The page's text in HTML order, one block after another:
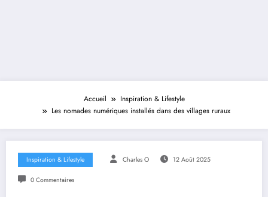
Accueil
Inspiration & Lifestyle
Les nomades numériques installés dans des villages ruraux
Inspiration & Lifestyle Charles O 12 Août 2025
0 Commentaires